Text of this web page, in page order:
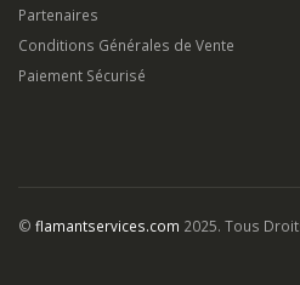
Partenaires
Conditions Générales de Vente
Paiement Sécurisé
© flamantservices.com 2025. Tous